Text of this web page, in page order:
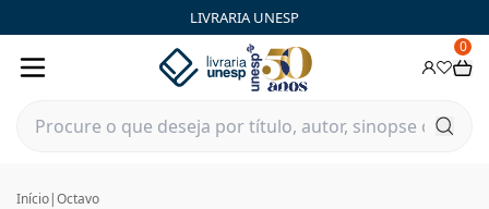
LIVRARIA UNESP
0
Início|Octavo
Octavo|Livraria Unesp | FastStore PLP